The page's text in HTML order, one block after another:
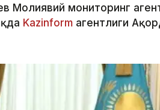
Молиявий мониторинг
Kazinform агентлиги